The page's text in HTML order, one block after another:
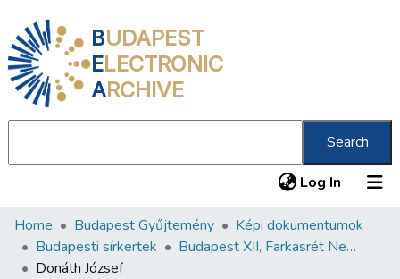
BUDAPEST
ELECTRONIC
ARCHIVE
Search
Log In (current)
Communities & Collections
All of DSpace
Home Budapest Gyűjtemény
Képi dokumentumok
Budapesti sírkertek
Budapest XII, Farkasrét Neológ Zsidó Temető
Donáth József